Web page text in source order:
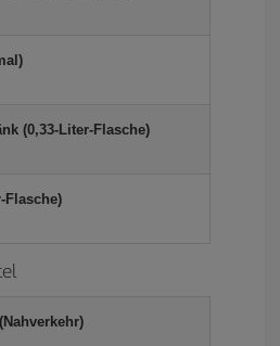
(0,33-Liter-Flasche)
Flasche)